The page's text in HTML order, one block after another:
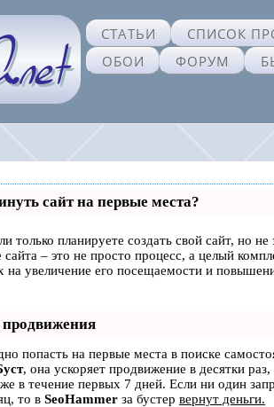
СТАТЬИ
СПИСОК
ОБОИ
ФОРУМ
сайт на первые места?
только планируете создать свой сайт, но не
– это не просто процесс, а целый
на увеличение его посещаемости и
продвижения
попасть на первые места в поиске
, она ускоряет продвижение в десятки
в течение первых 7 дней. Если ни один
то в SeoHammer за бустер вернут деньги.